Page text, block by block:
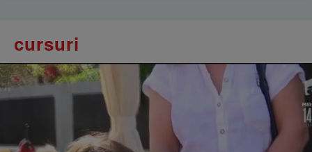
cursuri